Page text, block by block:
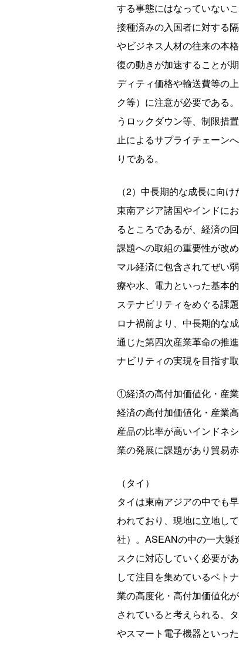
する事態にはなっていない
接種済みの入国者に対する
やビジネス人材の往来の本
復の動きが加速することが
ディティ価格や輸送費等の
ク等）に注意が必要である
うロックダウン等、制限措
止によるサプライチェーン
りである。
（2）中長期的な成長に向け
東南アジア諸国やインドに
るところであるが、経済の
課題への取組の重要性が改
マル経済に包含されてぜい
療や水、電力といった基本
ステナビリティをめぐる課
ロナ禍前より、中長期的な
通じた第四次産業革命の推
ナビリティの実現を目指す
①経済の高付加価値化・産
経済の高付加価値化・産業
産品の比率が高いインドネ
業の発展に課題があり貿易
（タイ）
タイは東南アジアの中でも
われており、現地に立地し
社）。ASEANの中の一大製
スクに対応していく必要が
して注目を集めているベト
業の高度化・高付加価値化
されていると考えられる。
やスマート電子機器といっ